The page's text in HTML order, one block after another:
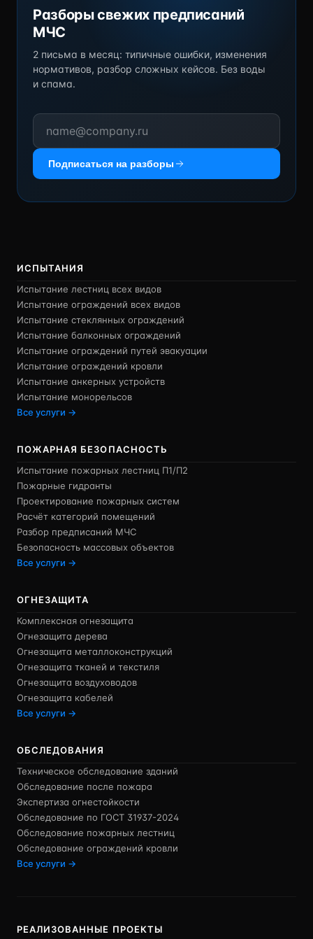
Разборы свежих предписаний
МЧС
2 письма в месяц: типичные ошибки, изменения
нормативов, разбор сложных кейсов. Без воды
и спама.
Подписаться на разборы
ИСПЫТАНИЯ
Испытание лестниц всех видов
Испытание ограждений всех видов
Испытание стеклянных ограждений
Испытание балконных ограждений
Испытание ограждений путей эвакуации
Испытание ограждений кровли
Испытание анкерных устройств
Испытание монорельсов
Все услуги →
ПОЖАРНАЯ БЕЗОПАСНОСТЬ
Испытание пожарных лестниц П1/П2
Пожарные гидранты
Проектирование пожарных систем
Расчёт категорий помещений
Разбор предписаний МЧС
Безопасность массовых объектов
Все услуги →
ОГНЕЗАЩИТА
Комплексная огнезащита
Огнезащита дерева
Огнезащита металлоконструкций
Огнезащита тканей и текстиля
Огнезащита воздуховодов
Огнезащита кабелей
Все услуги →
ОБСЛЕДОВАНИЯ
Техническое обследование зданий
Обследование после пожара
Экспертиза огнестойкости
Обследование по ГОСТ 31937-2024
Обследование пожарных лестниц
Обследование ограждений кровли
Все услуги →
РЕАЛИЗОВАННЫЕ ПРОЕКТЫ